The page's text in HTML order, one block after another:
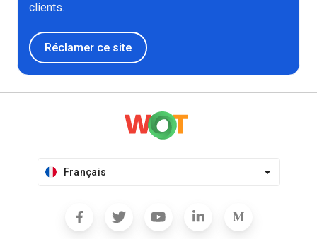
clients.
Réclamer ce site
Français